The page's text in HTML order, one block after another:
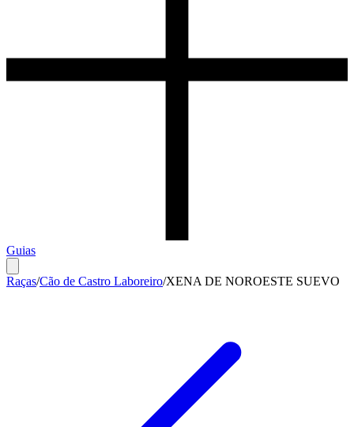
Guias
Raças/Cão de Castro Laboreiro/XENA DE NOROESTE SUEVO